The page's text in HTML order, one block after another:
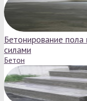
Бетонирование
силами
Бетон